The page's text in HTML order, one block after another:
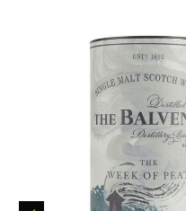
Skip image gallery